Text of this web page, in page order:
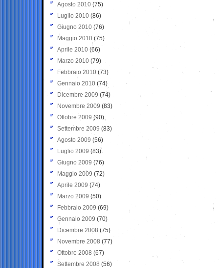
Agosto 2010 (75)
Luglio 2010 (86)
Giugno 2010 (76)
Maggio 2010 (75)
Aprile 2010 (66)
Marzo 2010 (79)
Febbraio 2010 (73)
Gennaio 2010 (74)
Dicembre 2009 (74)
Novembre 2009 (83)
Ottobre 2009 (90)
Settembre 2009 (83)
Agosto 2009 (56)
Luglio 2009 (83)
Giugno 2009 (76)
Maggio 2009 (72)
Aprile 2009 (74)
Marzo 2009 (50)
Febbraio 2009 (69)
Gennaio 2009 (70)
Dicembre 2008 (75)
Novembre 2008 (77)
Ottobre 2008 (67)
Settembre 2008 (56)